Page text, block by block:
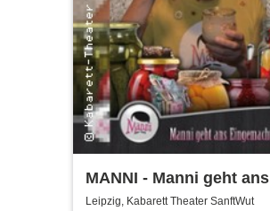
MANNI - Manni geht ans
Eingemachte
Leipzig, Kabarett Theater SanftWut